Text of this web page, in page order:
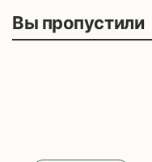
Вы пропустили